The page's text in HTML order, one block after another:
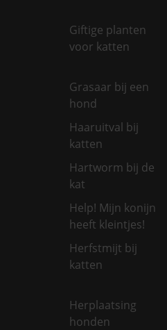
Giftige planten
voor katten
Grasaar bij een
hond
Haaruitval bij
katten
Hartworm bij de
kat
Help! Mijn konijn
heeft kleintjes!
Herfstmijt bij
katten
Herplaatsing
honden